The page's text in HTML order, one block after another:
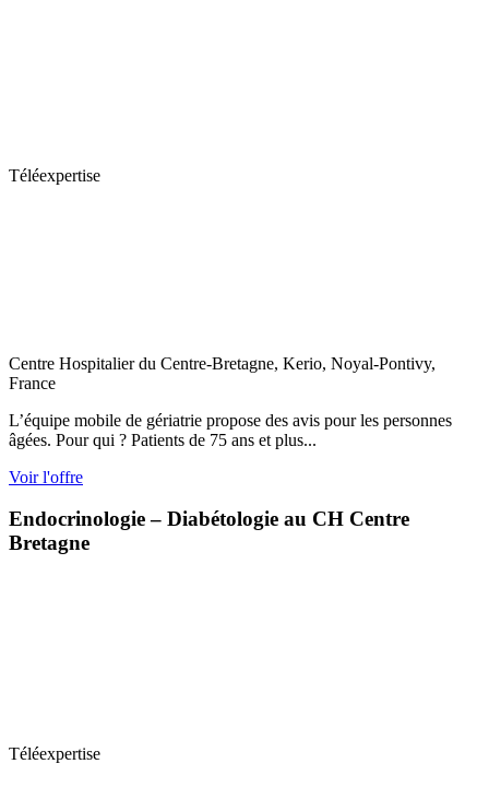
Téléexpertise
Centre Hospitalier du Centre-Bretagne, Kerio, Noyal-Pontivy,
France
L’équipe mobile de gériatrie propose des avis pour les personnes
âgées. Pour qui ? Patients de 75 ans et plus...
Voir l'offre
Endocrinologie – Diabétologie au CH Centre
Bretagne
Téléexpertise